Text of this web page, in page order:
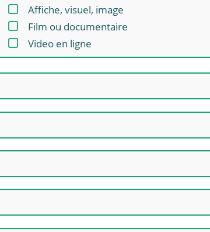
Affiche, visuel, image
Film ou documentaire
Video en ligne